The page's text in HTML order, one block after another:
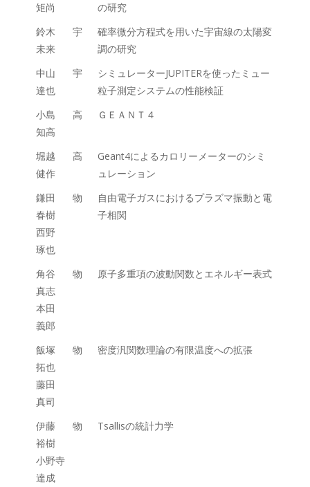
矩尚
の研究
鈴木
未来
宇
確率微分方程式を用いた宇宙線の太陽変
調の研究
中山
達也
宇
シミュレーターJUPITERを使ったミュー
粒子測定システムの性能検証
小島
知高
高 ＧＥＡＮＴ４
堀越
健作
高
Geant4によるカロリーメーターのシミ
ュレーション
鎌田
春樹
西野
琢也
物
自由電子ガスにおけるプラズマ振動と電
子相関
角谷
真志
本田
義郎
物 原子多重項の波動関数とエネルギー表式
飯塚
拓也
藤田
真司
物 密度汎関数理論の有限温度への拡張
伊藤
裕樹
小野寺
達成
物 Tsallisの統計力学